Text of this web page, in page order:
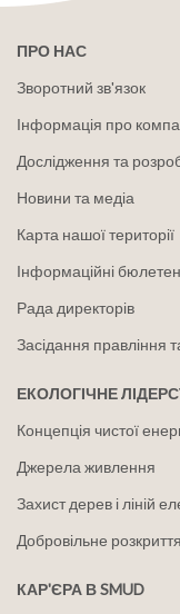
ПРО НАС
Зворотний зв'язок
Інформація про
Дослідження та
Новини та медіа
Карта нашої території
Інформаційні
Рада директорів
Засідання правління
ЕКОЛОГІЧНЕ
Концепція чистої
Джерела живлення
Захист дерев і ліній
Добровільне
КАР'ЄРА В SMUD